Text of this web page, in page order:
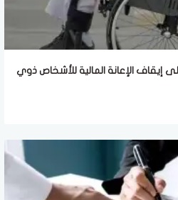
الإعانة المالية للأشخاص ذوي